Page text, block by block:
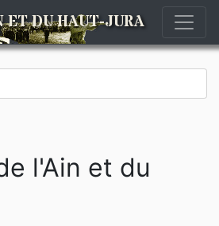
ET DU HAUT-JURA
l'Ain et du